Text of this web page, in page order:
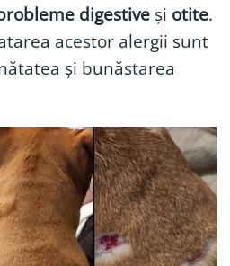
digestive și otite.
acestor alergii sunt
și bunăstarea